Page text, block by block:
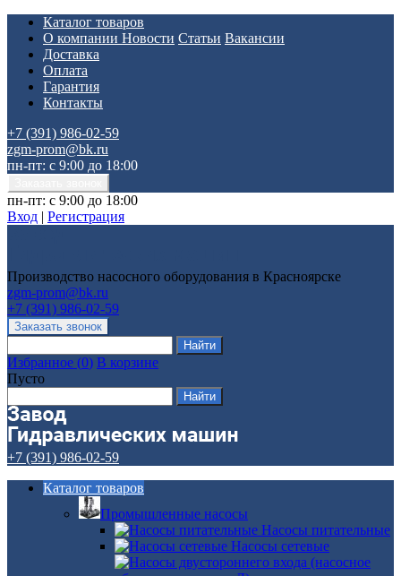
Каталог товаров
О компании Новости Статьи Вакансии
Доставка
Оплата
Гарантия
Контакты
+7 (391) 986-02-59
zgm-prom@bk.ru
пн-пт: с 9:00 до 18:00
пн-пт: с 9:00 до 18:00
Вход | Регистрация
Производство насосного оборудования в Красноярске
zgm-prom@bk.ru
+7 (391) 986-02-59
Избранное (0) В корзине
Пусто
+7 (391) 986-02-59
Каталог товаров
Промышленные насосы
Насосы питательные
Насосы сетевые